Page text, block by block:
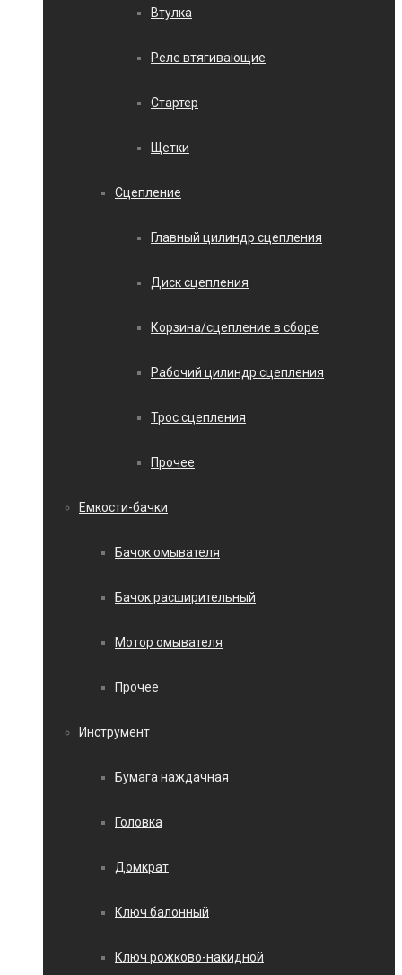
Втулка
Реле втягивающие
Стартер
Щетки
Сцепление
Главный цилиндр сцепления
Диск сцепления
Корзина/сцепление в сборе
Рабочий цилиндр сцепления
Трос сцепления
Прочее
Емкости-бачки
Бачок омывателя
Бачок расширительный
Мотор омывателя
Прочее
Инструмент
Бумага наждачная
Головка
Домкрат
Ключ балонный
Ключ рожково-накидной